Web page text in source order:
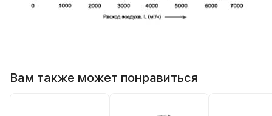
Вам также может понравиться